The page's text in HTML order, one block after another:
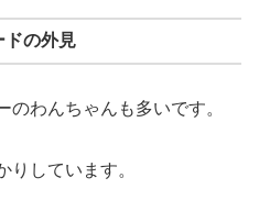
ドの外見
わんちゃんも多いです。
りしています。